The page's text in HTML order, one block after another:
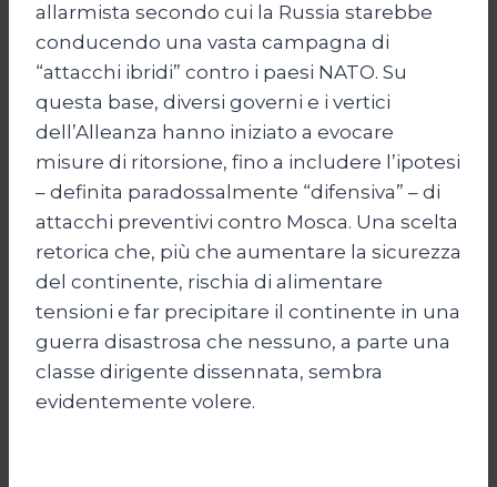
allarmista secondo cui la Russia starebbe
conducendo una vasta campagna di
“attacchi ibridi” contro i paesi NATO. Su
questa base, diversi governi e i vertici
dell’Alleanza hanno iniziato a evocare
misure di ritorsione, fino a includere l’ipotesi
– definita paradossalmente “difensiva” – di
attacchi preventivi contro Mosca. Una scelta
retorica che, più che aumentare la sicurezza
del continente, rischia di alimentare
tensioni e far precipitare il continente in una
guerra disastrosa che nessuno, a parte una
classe dirigente dissennata, sembra
evidentemente volere.